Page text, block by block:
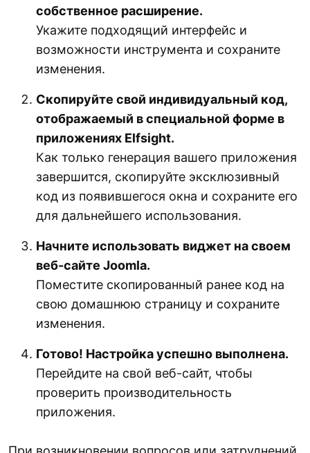
собственное расширение.
Укажите подходящий интерфейс и
возможности инструмента и сохраните
изменения.
Скопируйте свой индивидуальный код,
отображаемый в специальной форме в
приложениях Elfsight.
Как только генерация вашего приложения
завершится, скопируйте эксклюзивный
код из появившегося окна и сохраните его
для дальнейшего использования.
Начните использовать виджет на своем
веб-сайте Joomla.
Поместите скопированный ранее код на
свою домашнюю страницу и сохраните
изменения.
Готово! Настройка успешно выполнена.
Перейдите на свой веб-сайт, чтобы
проверить производительность
приложения.